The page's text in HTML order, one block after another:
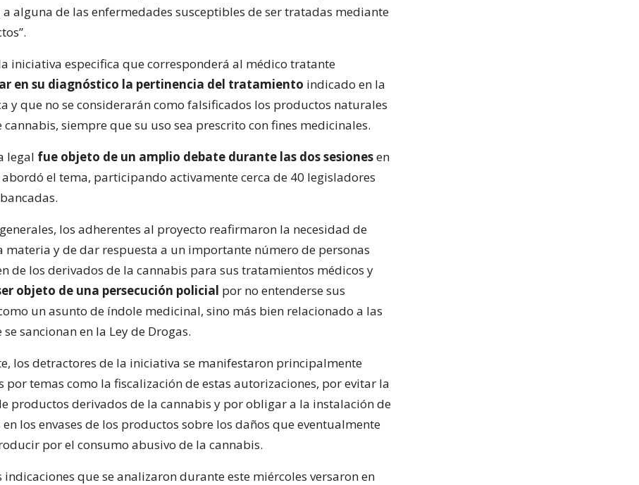
alguna de las enfermedades susceptibles de ser tratadas mediante
iniciativa especifica que corresponderá al médico tratante
en su diagnóstico la pertinencia del tratamiento indicado en la
y que no se considerarán como falsificados los productos naturales
siempre que su uso sea prescrito con fines medicinales.
legal fue objeto de un amplio debate durante las dos sesionesen
abordó el tema, participando activamente cerca de 40 legisladores
los adherentes al proyecto reafirmaron la necesidad de
materia y de dar respuesta a un importante número de personas
de los derivados de la cannabis para sus tratamientos médicos y
objeto de una persecución policial por no entenderse sus
un asunto de índole medicinal, sino más bien relacionado a las
sancionan en la Ley de Drogas.
los detractores de la iniciativa se manifestaron principalmente
por temas como la fiscalización de estas autorizaciones, por evitar la
productos derivados de la cannabis y por obligar a la instalación de
los envases de los productos sobre los daños que eventualmente
por el consumo abusivo de la cannabis.
indicaciones que se analizaron durante este miércoles versaron en